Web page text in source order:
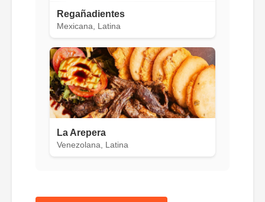
Regañadientes
Mexicana, Latina
La Arepera
Venezolana, Latina